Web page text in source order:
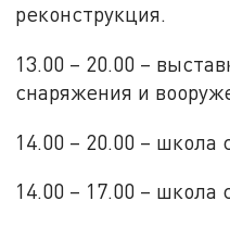
реконструкция.
13.00 – 20.00 –
снаряжения и
14.00 – 20.00 – школа
14.00 – 17.00 – школа